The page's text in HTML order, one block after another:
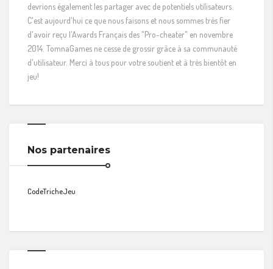
devrions également les partager avec de potentiels utilisateurs.
C'est aujourd'hui ce que nous faisons et nous sommes très fier
d'avoir reçu l'Awards Français des "Pro-cheater" en novembre
2014. TomnaGames ne cesse de grossir grâce à sa communauté
d'utilisateur. Merci à tous pour votre soutient et à très bientôt en
jeu!
Nos partenaires
CodeTricheJeu